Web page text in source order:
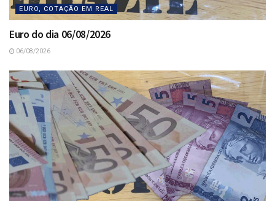
EURO, COTAÇÃO EM REAL
Euro do dia 06/08/2026
06/08/2026